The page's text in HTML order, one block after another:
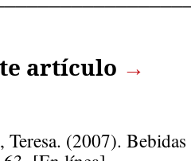
artículo →
. (2007).